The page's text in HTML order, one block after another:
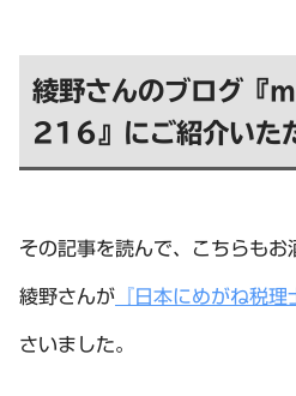
綾野さんのブログ
216』にご紹介いた
その記事を読んで、こちらもお
綾野さんが 『日本にめがね税理
さいました。